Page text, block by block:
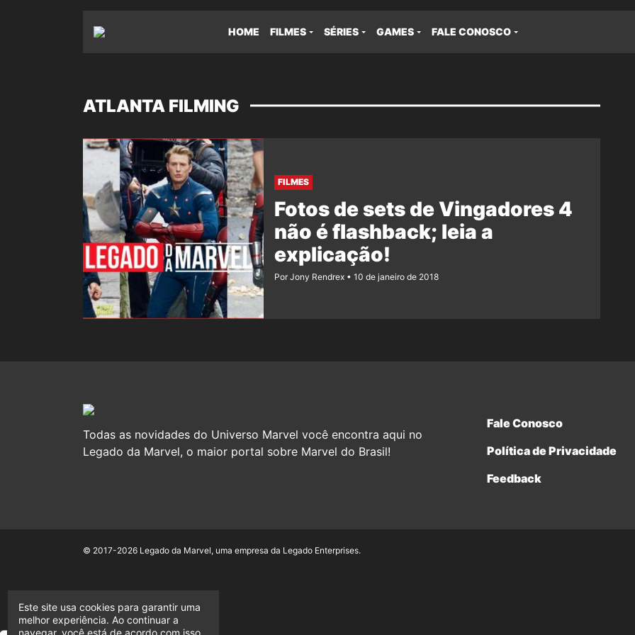
HOME FILMES SÉRIES GAMES FALE CONOSCO
ATLANTA FILMING
FILMES
Fotos de sets de Vingadores 4
não é flashback; leia a
explicação!
Por Jony Rendrex 10 de janeiro de 2018
Todas as novidades do Universo Marvel você encontra aqui no
Legado da Marvel, o maior portal sobre Marvel do Brasil!
Fale Conosco
Política de Privacidade
Feedback
© 2017-2026 Legado da Marvel, uma empresa da Legado Enterprises.
Este site usa cookies para garantir uma
melhor experiência. Ao continuar a
navegar, você está de acordo com isso.